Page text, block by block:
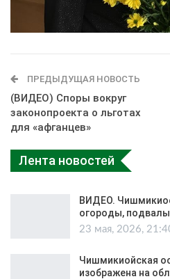
ПРЕДЫДУЩАЯ НОВОСТЬ
(ВИДЕО) Споры вокруг
законопроекта о льготах
для «афганцев»
Лента новостей
ВИДЕО.
огороды,
23 мая, 2026,
Чишмикиойская
изображена на